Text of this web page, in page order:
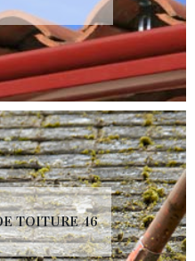
TOITURE 46